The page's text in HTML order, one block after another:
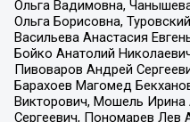
Ольга Вадимовна,
Ольга Борисовна,
Васильева Анастасия
Бойко Анатолий
Пивоваров Андрей
Барахоев Магомед
Викторович, Мошель
Сергеевич, Пономарев Лев